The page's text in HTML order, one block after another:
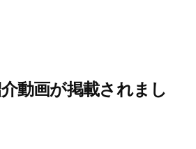
動画が掲載されまし